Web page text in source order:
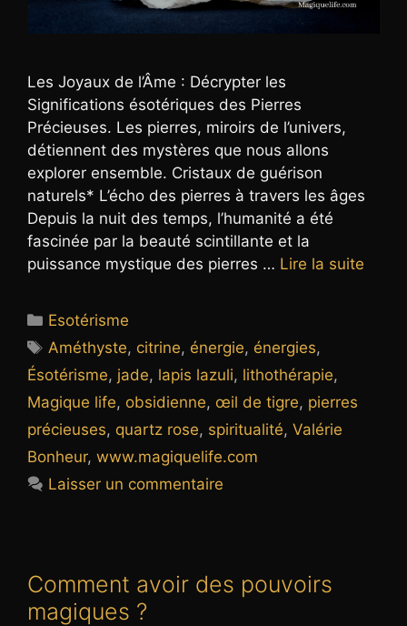
Les Joyaux de l’Âme : Décrypter les
Significations ésotériques des Pierres
Précieuses. Les pierres, miroirs de l’univers,
détiennent des mystères que nous allons
explorer ensemble. Cristaux de guérison
naturels* L’écho des pierres à travers les âges
Depuis la nuit des temps, l’humanité a été
fascinée par la beauté scintillante et la
puissance mystique des pierres … Lire la suite
Catégories
Esotérisme
Étiquettes
Améthyste, citrine, énergie, énergies,
Ésotérisme, jade, lapis lazuli, lithothérapie,
Magique life, obsidienne, œil de tigre, pierres
précieuses, quartz rose, spiritualité, Valérie
Bonheur, www.magiquelife.com
Laisser un commentaire
Comment avoir des pouvoirs
magiques ?